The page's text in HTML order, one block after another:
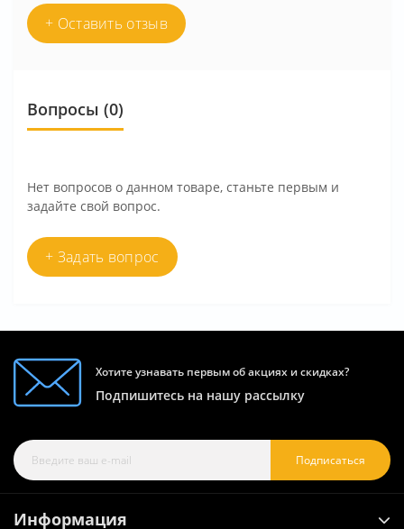
+ Оставить отзыв
Вопросы (0)
Нет вопросов о данном товаре, станьте первым и
задайте свой вопрос.
+ Задать вопрос
Хотите узнавать первым об акциях и скидках?
Подпишитесь на нашу рассылку
Подписаться
Информация